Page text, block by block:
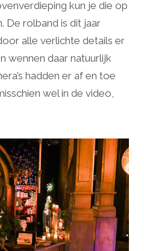
kun je die op
De rolband is dit jaar
alle verlichte details er
wennen daar natuurlijk
hadden er af en toe
wel in de video,